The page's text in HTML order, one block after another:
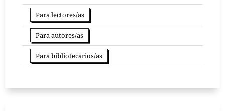
Para lectores/as
Para autores/as
Para bibliotecarios/as